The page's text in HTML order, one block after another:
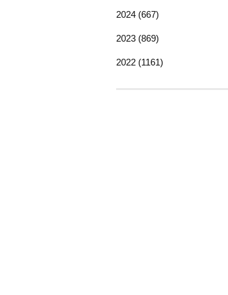
2024 (667)
2023 (869)
2022 (1161)